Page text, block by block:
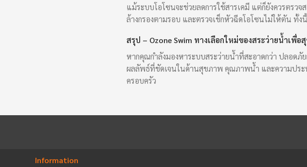
แม้ระบบโอโซนจะช่วยลดการใช้สารเคมี แต่ก็ยังควรตรว
ล้างกรองตามรอบ และตรวจเช็กหัวฉีดโอโซนไม่ให้ตัน ทั้
สรุป – Ozone Swim ทางเลือกใหม่ของสระว่ายน้ำเพื่อ
หากคุณกำลังมองหาระบบสระว่ายน้ำที่สะอาดกว่า ปลอดภั
ผลลัพธ์ที่ชัดเจนในด้านสุขภาพ คุณภาพน้ำ และความประ
ครอบครัว
Information